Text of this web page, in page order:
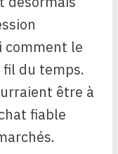
comment le
fil du temps.
être à
fiable